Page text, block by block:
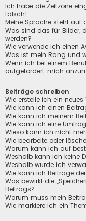
Ich habe die Zeitzone
falsch!
Meine Sprache steht auf
Was sind das für Bilder,
werden?
Wie verwende ich einen
Was ist mein Rang und
Wenn ich bei einem
aufgefordert, mich
Beiträge schreiben
Wie erstelle ich ein
Wie kann ich einen
Wie kann ich meinem
Wie kann ich eine
Wieso kann ich nicht
Wie bearbeite oder
Warum kann ich auf
Weshalb kann ich keine
Weshalb wurde ich
Wie kann ich Beiträge
Was bewirkt die
Beitrags?
Warum muss mein
Wie markiere ich ein